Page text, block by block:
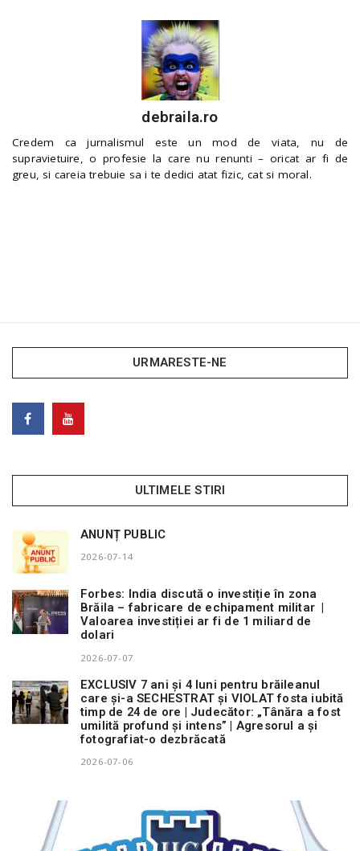
debraila.ro
Credem ca jurnalismul este un mod de viata, nu de
supravietuire, o profesie la care nu renunti – oricat ar fi de
greu, si careia trebuie sa i te dedici atat fizic, cat si moral.
URMARESTE-NE
ULTIMELE STIRI
ANUNȚ PUBLIC
2026-07-14
Forbes: India discută o investiție în zona
Brăila – fabricare de echipament militar |
Valoarea investiției ar fi de 1 miliard de
dolari
2026-07-07
EXCLUSIV 7 ani și 4 luni pentru brăileanul
care și-a SECHESTRAT și VIOLAT fosta iubită
timp de 24 de ore | Judecător: „Tânăra a fost
umilită profund și intens” | Agresorul a și
fotografiat-o dezbrăcată
2026-07-06